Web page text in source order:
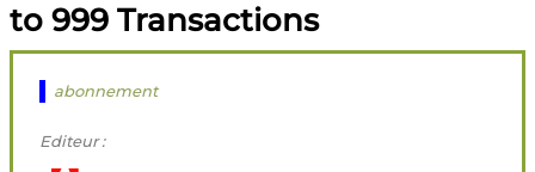
to 999 Transactions
abonnement
Editeur :